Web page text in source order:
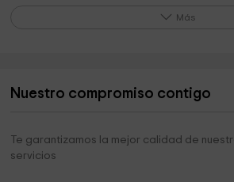
Ermita De Sanjuan
Ayuntamiento De Horta De Sant Joan
Más
Nuestro compromiso contigo
Te garantizamos la mejor calidad de
servicios